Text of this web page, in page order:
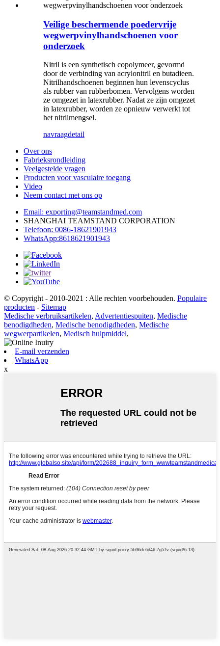
Veilige beschermende poedervrije
wegwerpvinylhandschoenen voor
onderzoek
Nitril is een synthetisch copolymeer, gevormd
door de verbinding van acrylonitril en butadieen.
Nitrilhandschoenen beginnen hun levenscyclus
als rubber van rubberbomen. Vervolgens worden
ze omgezet in latexrubber. Nadat ze zijn omgezet
in latexrubber, worden ze opnieuw verwerkt tot
het nitrilmengsel.
navraagdetail
Over ons
Fabrieksrondleiding
Veelgestelde vragen
Producten voor vasculaire toegang
Video
Neem contact met ons op
Email: exporting@teamstandmed.com
SHANGHAI TEAMSTAND CORPORATION
Telefoon: 0086-18621901943
WhatsApp:8618621901943
© Copyright - 2010-2021 : Alle rechten voorbehouden. Populaire
producten - Sitemap
Medische verbruiksartikelen, Advertentiespuiten, Medische
benodigdheden, Medische benodigdheden, Medische
wegwerpartikelen, Medisch hulpmiddel,
E-mail verzenden
WhatsApp
x